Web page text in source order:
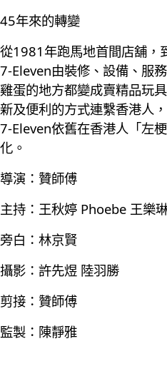
45年來的轉變
從1981年跑馬地首間店舖，
7-Eleven由裝修、設備、服
雞蛋的地方都變成賣精品玩
新及便利的方式連繫香港人
7-Eleven依舊在香港人「左
化。
導演：贊師傅
主持：王秋婷 Phoebe 王樂
旁白：林京賢
攝影：許先煜 陸羽勝
剪接：贊師傅
監製：陳靜雅